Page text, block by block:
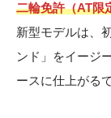
二輪免許（AT限
新型モデルは、
ンド」をイージ
ースに仕上がる